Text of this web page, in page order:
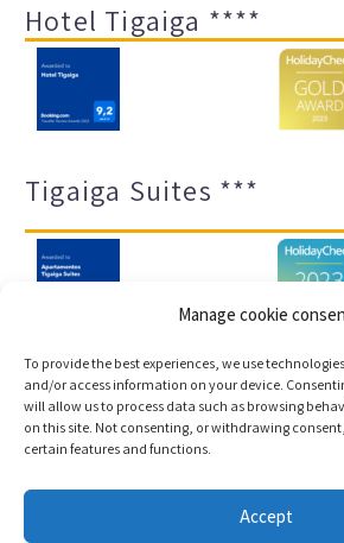
Manage cookie
To provide the best experiences, we use
and/or access information on your device.
will allow us to process data such as browsing
on this site. Not consenting, or withdrawing
certain features and functions.
Accept
Hotel Tigaiga ****
Tigaiga Suites ***
Impressum und Datenschutz
Cookies